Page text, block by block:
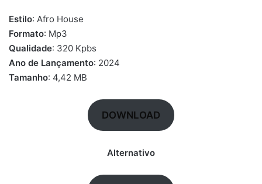
Estilo: Afro House
Formato: Mp3
Qualidade: 320 Kpbs
Ano de Lançamento: 2024
Tamanho: 4,42 MB
DOWNLOAD
Alternativo